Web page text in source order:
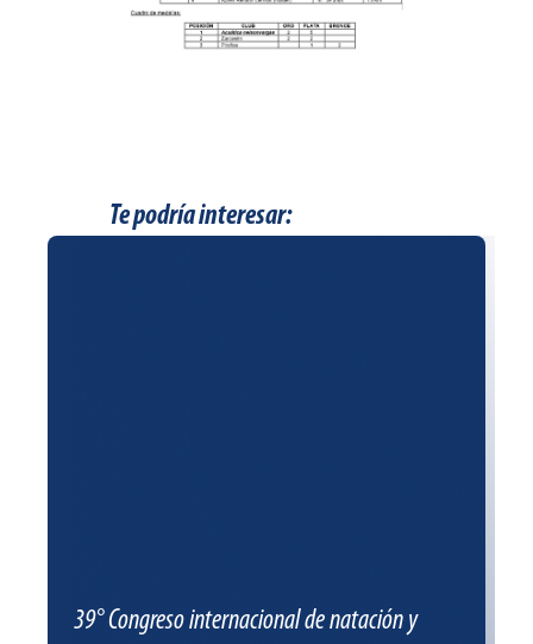
Te podría interesar:
39° Congreso internacional de natación y